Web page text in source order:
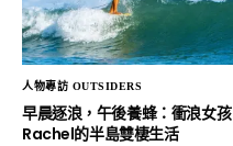
人物專訪 OUTSIDERS
早晨逐浪，午後養蜂：衝浪女孩
Rachel的半島雙棲生活